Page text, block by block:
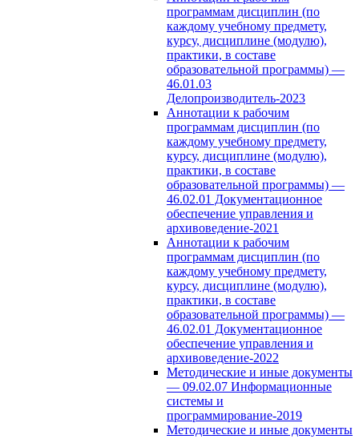
программам дисциплин (по
каждому учебному предмету,
курсу, дисциплине (модулю),
практики, в составе
образовательной программы) —
46.01.03
Делопроизводитель-2023
Аннотации к рабочим
программам дисциплин (по
каждому учебному предмету,
курсу, дисциплине (модулю),
практики, в составе
образовательной программы) —
46.02.01 Документационное
обеспечение управления и
архивоведение-2021
Аннотации к рабочим
программам дисциплин (по
каждому учебному предмету,
курсу, дисциплине (модулю),
практики, в составе
образовательной программы) —
46.02.01 Документационное
обеспечение управления и
архивоведение-2022
Методические и иные документы
— 09.02.07 Информационные
системы и
программирование-2019
Методические и иные документы